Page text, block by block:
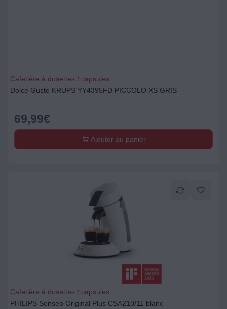
Cafetière à dosettes / capsules
Dolce Gusto KRUPS YY4395FD PICCOLO XS GRIS
69,99€
Ajouter au panier
Cafetière à dosettes / capsules
PHILIPS Senseo Original Plus CSA210/11 blanc